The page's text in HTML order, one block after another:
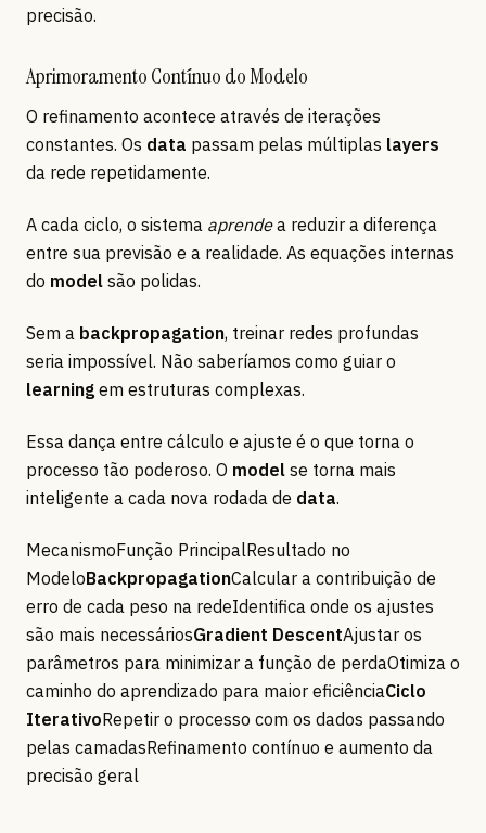
precisão.
Aprimoramento Contínuo do Modelo
O refinamento acontece através de iterações
constantes. Os data passam pelas múltiplas layers
da rede repetidamente.
A cada ciclo, o sistema aprendea reduzir a diferença
entre sua previsão e a realidade. As equações internas
do model são polidas.
Sem a backpropagation, treinar redes profundas
seria impossível. Não saberíamos como guiar o
learning em estruturas complexas.
Essa dança entre cálculo e ajuste é o que torna o
processo tão poderoso. O model se torna mais
inteligente a cada nova rodada de data.
MecanismoFunção PrincipalResultado no
ModeloBackpropagationCalcular a contribuição de
erro de cada peso na redeIdentifica onde os ajustes
são mais necessáriosGradient DescentAjustar os
parâmetros para minimizar a função de perdaOtimiza o
caminho do aprendizado para maior eficiênciaCiclo
IterativoRepetir o processo com os dados passando
pelas camadasRefinamento contínuo e aumento da
precisão geral